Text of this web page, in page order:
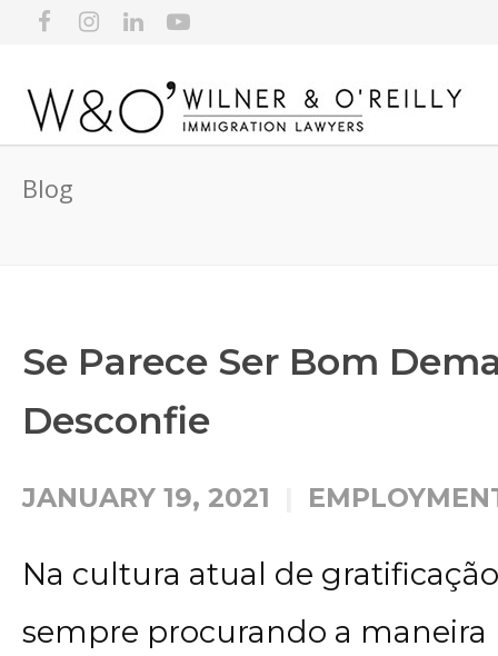
Blog
Se Parece Ser Bom
Desconfie
JANUARY 19, 2021
Na cultura atual de
sempre procurando a maneira